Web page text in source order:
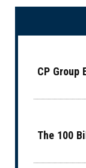
CP Group
The 100